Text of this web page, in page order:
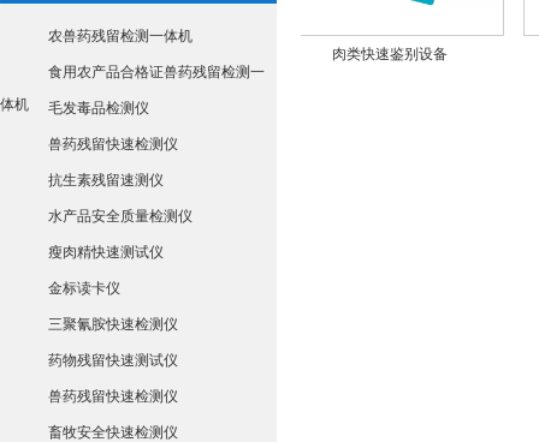
农兽药残留检测一体机
食用农产品合格证兽药残留检测一
体机 毛发毒品检测仪
兽药残留快速检测仪
抗生素残留速测仪
水产品安全质量检测仪
瘦肉精快速测试仪
金标读卡仪
三聚氰胺快速检测仪
药物残留快速测试仪
兽药残留快速检测仪
畜牧安全快速检测仪
肉类快速鉴别设备